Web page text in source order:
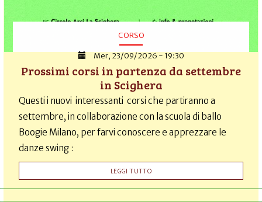
CORSO
Mer, 23/09/2026 - 19:30
Prossimi corsi in partenza da settembre
in Scighera
Questi i nuovi interessanti corsi che partiranno a
settembre, in collaborazione con la scuola di ballo
Boogie Milano, per farvi conoscere e apprezzare le
danze swing :
LEGGI TUTTO